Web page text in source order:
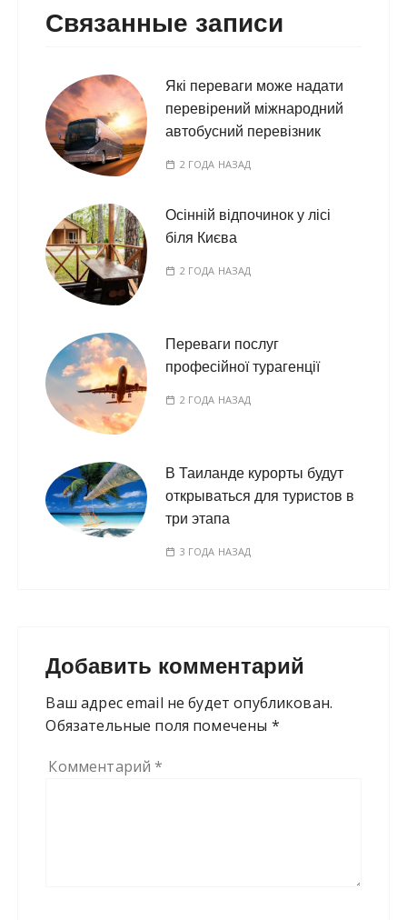
Связанные записи
Які переваги може надати
перевірений міжнародний
автобусний перевізник
2 ГОДА НАЗАД
Осінній відпочинок у лісі
біля Києва
2 ГОДА НАЗАД
Переваги послуг
професійної турагенції
2 ГОДА НАЗАД
В Таиланде курорты будут
открываться для туристов в
три этапа
3 ГОДА НАЗАД
Добавить комментарий
Ваш адрес email не будет опубликован.
Обязательные поля помечены *
Комментарий*